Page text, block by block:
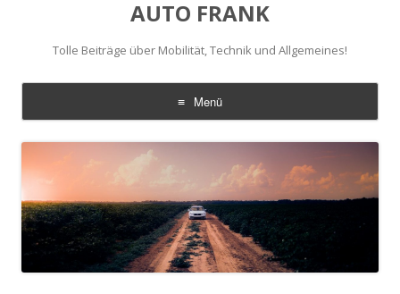
AUTO FRANK
Tolle Beiträge über Mobilität, Technik und Allgemeines!
Menü
Zum
Inhalt